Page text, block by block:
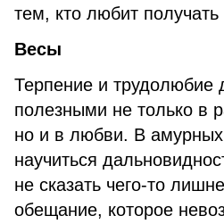
тем, кто любит получать
Весы
Терпение и трудолюбие
полезными не только в
но и в любви. В
научиться
не сказать чего-то
обещание, которое